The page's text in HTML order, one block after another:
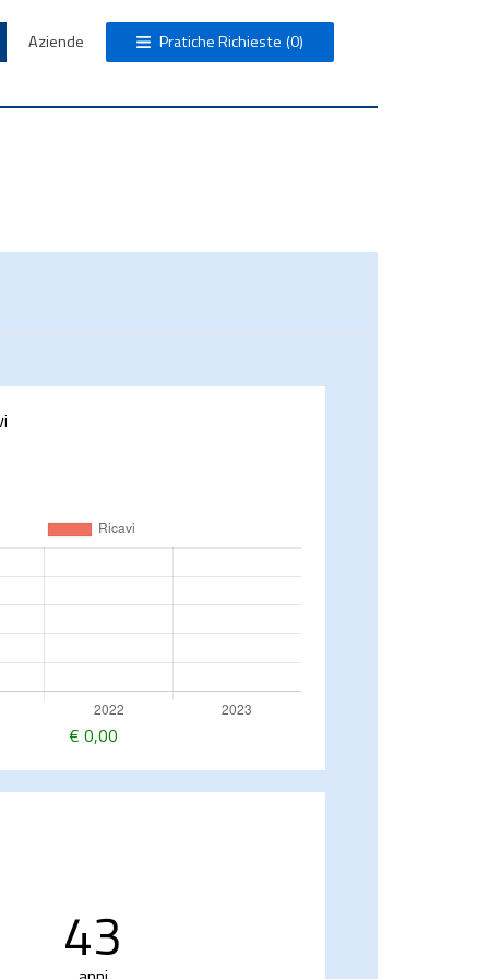
Aziende Pratiche Richieste (0)
€ 0,00
43